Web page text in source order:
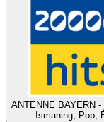
ANTENNE BAYERN -
Ismaning, Pop,